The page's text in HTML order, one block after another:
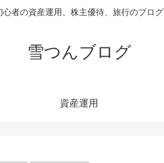
心者の資産運用、株主優待、旅行のブログ
雪つんブログ
資産運用